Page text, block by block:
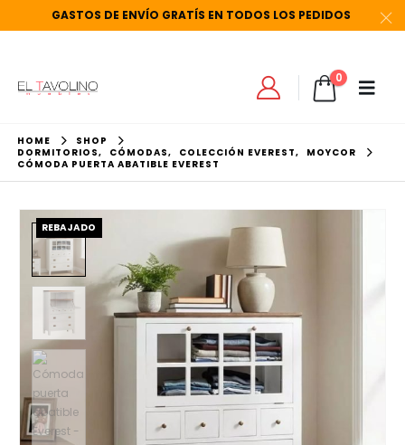
GASTOS DE ENVÍO GRATÍS EN TODOS LOS PEDIDOS
0
HOME
SHOP
DORMITORIOS, CÓMODAS, COLECCIÓN EVEREST,
MOYCOR
CÓMODA PUERTA ABATIBLE EVEREST
REBAJADO